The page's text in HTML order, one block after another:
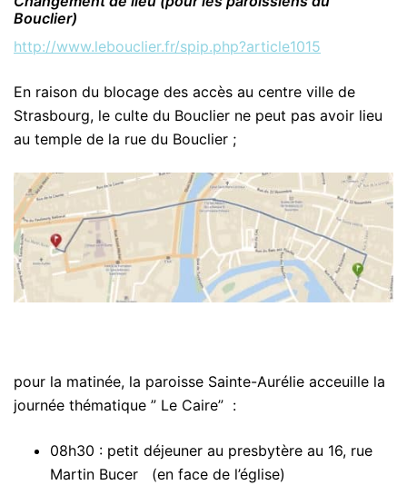
Bouclier)
http://www.lebouclier.fr/spip.php?article1015
En raison du blocage des accès au centre ville de
Strasbourg, le culte du Bouclier ne peut pas avoir lieu
au temple de la rue du Bouclier ;
pour la matinée, la paroisse Sainte-Aurélie acceuille la
journée thématique ” Le Caire” :
08h30 : petit déjeuner au presbytère au 16, rue
Martin Bucer (en face de l’église)